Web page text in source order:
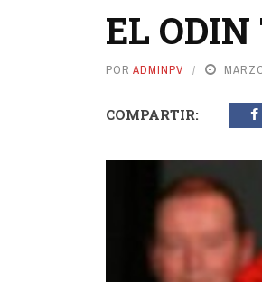
EL
POR ADMINPV
COMPARTIR: